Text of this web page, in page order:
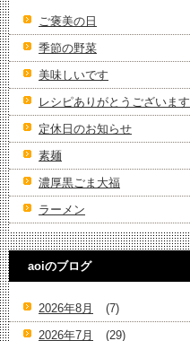
ご褒美の日
季節の野菜
美味しいです
レシピありがとうございます
定休日のお知らせ
素麺
濃厚黒ごま大福
ラーメン
aoiのブログ
2026年8月
(7)
2026年7月
(29)